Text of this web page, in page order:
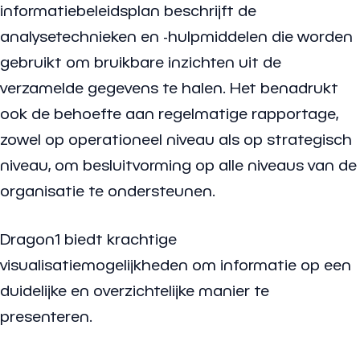
informatiebeleidsplan beschrijft de
analysetechnieken en -hulpmiddelen die worden
gebruikt om bruikbare inzichten uit de
verzamelde gegevens te halen. Het benadrukt
ook de behoefte aan regelmatige rapportage,
zowel op operationeel niveau als op strategisch
niveau, om besluitvorming op alle niveaus van de
organisatie te ondersteunen.
Dragon1 biedt krachtige
visualisatiemogelijkheden om informatie op een
duidelijke en overzichtelijke manier te
presenteren.